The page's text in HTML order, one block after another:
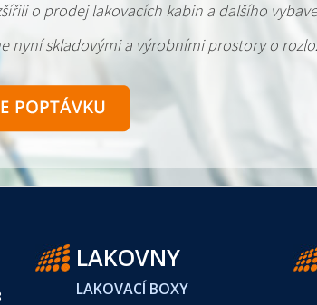
o prodej lakovacích kabin a dalšího
nyní skladovými a výrobními prostory o
LAKOVNY
LAKOVACÍ BOXY